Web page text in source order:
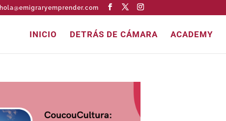
hola@emigraryemprender.com
INICIO DETRÁS DE CÁMARA ACADEMY